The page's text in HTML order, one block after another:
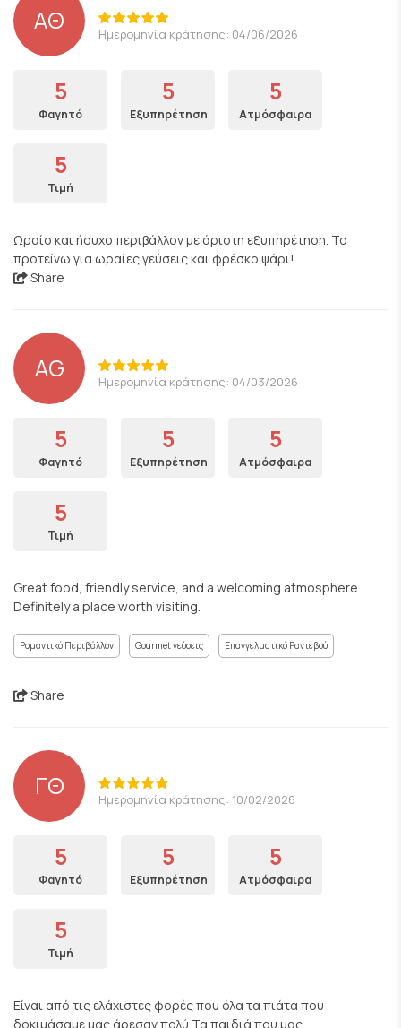
ΑΘ Ημερομηνία κράτησης: 04/06/2026
5
Φαγητό
5
Εξυπηρέτηση
5
Ατμόσφαιρα
5
Τιμή
Ωραίο και ήσυχο περιβάλλον με άριστη εξυπηρέτηση. Το
προτείνω για ωραίες γεύσεις και φρέσκο ψάρι!
Share
AG Ημερομηνία κράτησης: 04/03/2026
5
Φαγητό
5
Εξυπηρέτηση
5
Ατμόσφαιρα
5
Τιμή
Great food, friendly service, and a welcoming atmosphere.
Definitely a place worth visiting.
Ρομαντικό Περιβάλλον Gourmet γεύσεις Επαγγελματικό Ραντεβού
Share
ΓΘ Ημερομηνία κράτησης: 10/02/2026
5
Φαγητό
5
Εξυπηρέτηση
5
Ατμόσφαιρα
5
Τιμή
Είναι από τις ελάχιστες φορές που όλα τα πιάτα που
δοκιμάσαμε μας άρεσαν πολύ.Τα παιδιά που μας